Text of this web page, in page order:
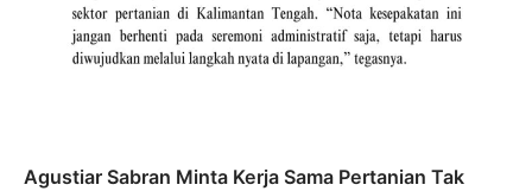
Agustiar Sabran Minta Kerja Sama Pertanian Tak